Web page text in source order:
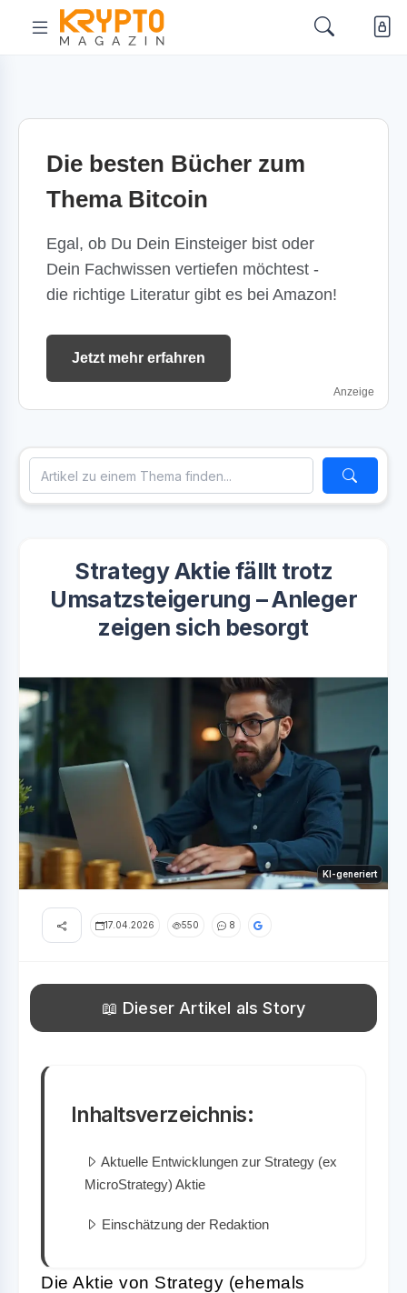
Die besten Bücher zum
Thema Bitcoin
Egal, ob Du Dein Einsteiger bist oder
Dein Fachwissen vertiefen möchtest -
die richtige Literatur gibt es bei Amazon!
Jetzt mehr erfahren
Anzeige
Strategy Aktie fällt trotz
Umsatzsteigerung – Anleger
zeigen sich besorgt
KI-generiert
17.04.2026 550 8
📖 Dieser Artikel als Story
Inhaltsverzeichnis:
Aktuelle Entwicklungen zur Strategy (ex
MicroStrategy) Aktie
Einschätzung der Redaktion
Die Aktie von Strategy (ehemals